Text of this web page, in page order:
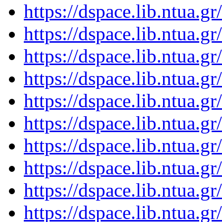
https://
https://
https://
https://
https://
https://
https://
https://
https://
https://